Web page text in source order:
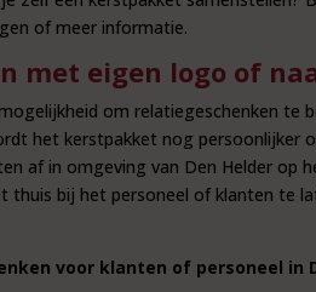
of meer informatie.
met eigen logo of
om relatiegeschenken
het kerstpakket nog persoonlijker
af in omgeving van Den Helder
thuis bij het personeel of klanten te
voor klanten of personeel in